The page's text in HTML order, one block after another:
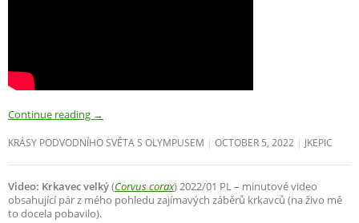
Continue reading →
KRÁSY PODVODNÍHO SVĚTA S OLYMPUSEM OCTOBER 5, 2022 JKEPIC
Video: Krkavec velký(Corvus corax) 2022/01 PL – minutové video
obsahující pár z mého pohledu zajímavých záběrů krkavců (na živo mě
to docela pobavilo).